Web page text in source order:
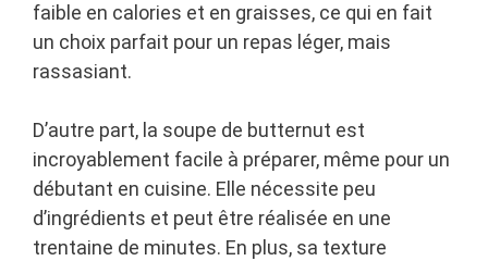
faible en calories et en graisses, ce qui en fait
un choix parfait pour un repas léger, mais
rassasiant.
D’autre part, la soupe de butternut est
incroyablement facile à préparer, même pour un
débutant en cuisine. Elle nécessite peu
d’ingrédients et peut être réalisée en une
trentaine de minutes. En plus, sa texture